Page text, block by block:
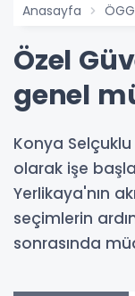
Anasayfa ÖGG
Özel
genel
Konya
olarak işe
Yerlikaya'nın
seçimlerin
sonrasında